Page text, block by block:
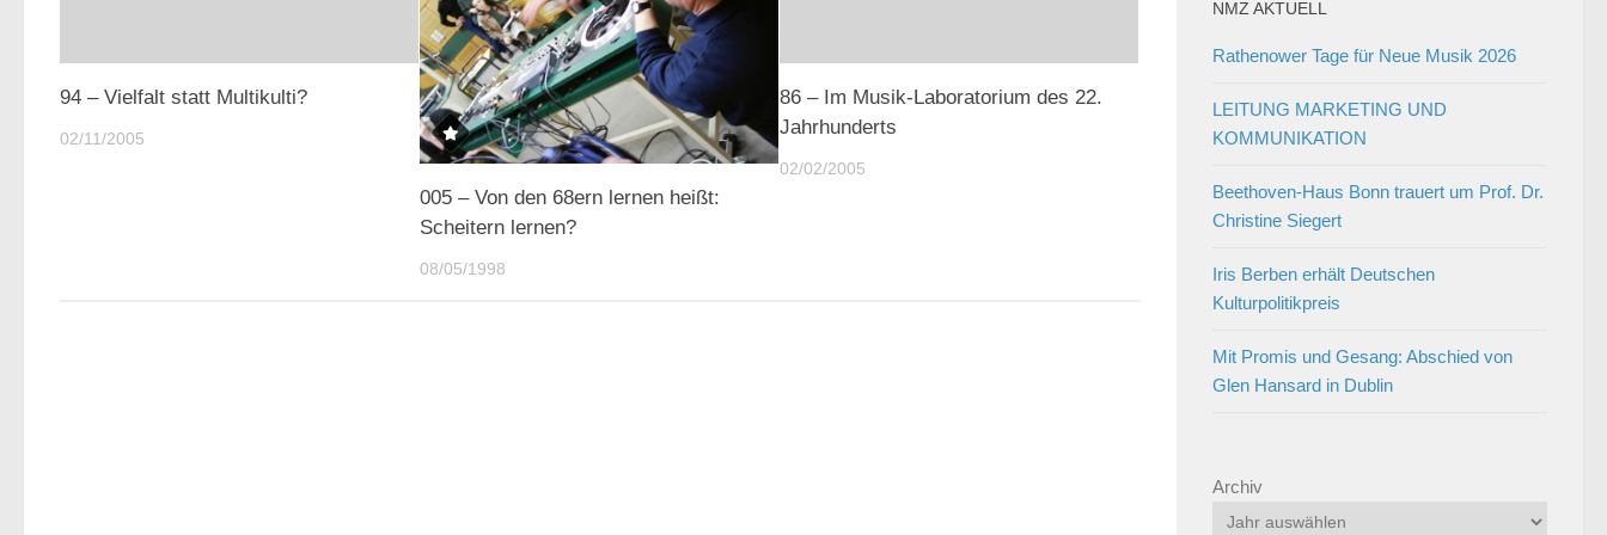
94 – Vielfalt statt Multikulti?
02/11/2005
005 – Von den 68ern lernen heißt:
Scheitern lernen?
08/05/1998
86 – Im Musik-Laboratorium des 22.
Jahrhunderts
02/02/2005
NMZ AKTUELL
Rathenower Tage für Neue Musik 2026
LEITUNG MARKETING UND
KOMMUNIKATION
Beethoven-Haus Bonn trauert um Prof. Dr.
Christine Siegert
Iris Berben erhält Deutschen
Kulturpolitikpreis
Mit Promis und Gesang: Abschied von
Glen Hansard in Dublin
Archiv